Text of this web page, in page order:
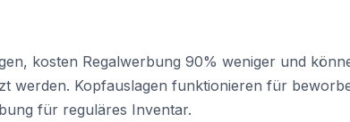
kosten Regalwerbung 90% weniger und
werden. Kopfauslagen funktionieren für
für reguläres Inventar.